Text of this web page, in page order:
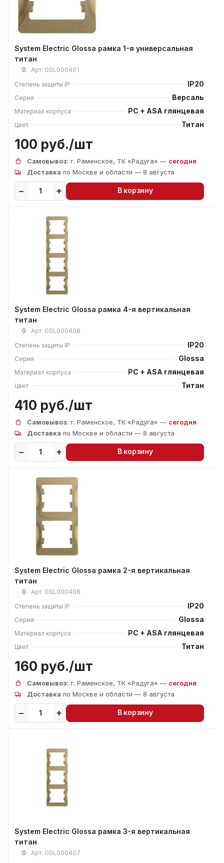
System Electric Glossa рамка 1-я универсальная
титан
0 Арт. GSL000401
Степень защиты IP
IP20
Серия Версаль
Материал корпуса PC + ASA глянцевая
Цвет Титан
100 руб./шт
Самовывоз: г. Раменское, ТК «Радуга» — сегодня
Доставка по Москве и области — 8 августа
В корзину
System Electric Glossa рамка 4-я вертикальная
титан
0 Арт. GSL000408
Степень защиты IP
IP20
Серия Glossa
Материал корпуса PC + ASA глянцевая
Цвет Титан
410 руб./шт
Самовывоз: г. Раменское, ТК «Радуга» — сегодня
Доставка по Москве и области — 8 августа
В корзину
System Electric Glossa рамка 2-я вертикальная
титан
0 Арт. GSL000406
Степень защиты IP
IP20
Серия Glossa
Материал корпуса PC + ASA глянцевая
Цвет Титан
160 руб./шт
Самовывоз: г. Раменское, ТК «Радуга» — сегодня
Доставка по Москве и области — 8 августа
В корзину
System Electric Glossa рамка 3-я вертикальная
титан
0 Арт. GSL000407